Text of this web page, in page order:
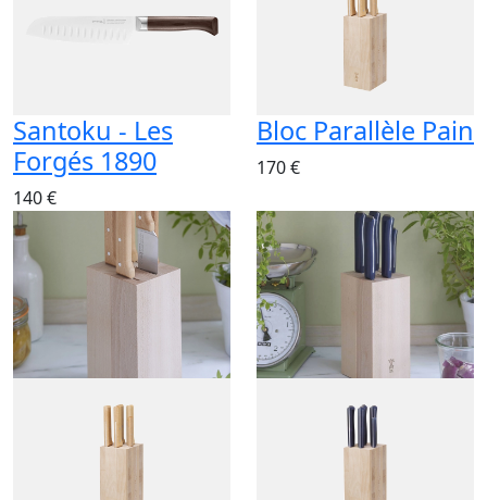
Santoku - Les
Forgés 1890
140 €
Bloc Parallèle Pain
170 €